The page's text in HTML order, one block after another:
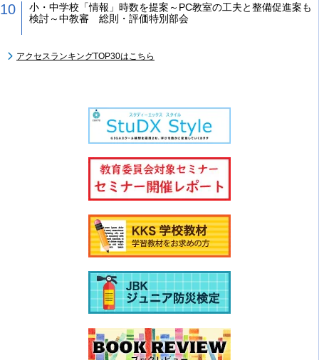
小・中学校「情報」時数を提案～PC教室の工夫と整備促進案も
検討～中教審 総則・評価特別部会
アクセスランキングTOP30はこちら